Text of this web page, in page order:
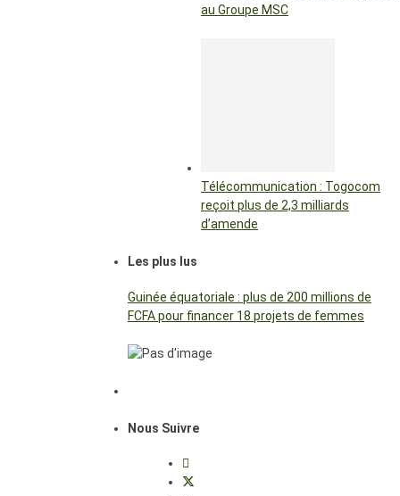
au Groupe MSC
Télécommunication : Togocom
reçoit plus de 2,3 milliards
d’amende
Les plus lus
Guinée équatoriale : plus de 200 millions de
FCFA pour financer 18 projets de femmes
Nous Suivre